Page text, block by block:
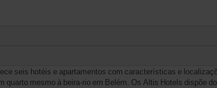
seis hotéis e apartamentos com características e
mesmo à beira-rio em Belém. Os Altis Hotels dispõe